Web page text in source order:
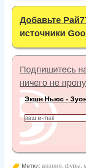
Добавьте
источники
Подпишитесь
ничего не
Экшн Ньюс -
Метки: авария фуры